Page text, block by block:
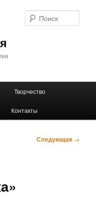
Творчество
Контакты
Следующая →